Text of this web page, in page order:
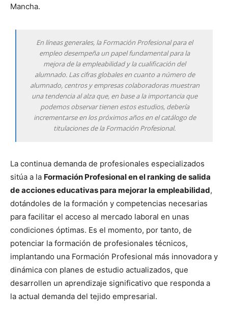
Mancha.
En líneas generales, la Formación Profesional para el
empleo desempeña un papel fundamental para la
mejora de la empleabilidad y la cualificación del
alumnado. Las cifras globales en cuanto a número de
alumnado, centros y empresas colaboradoras muestran
una tendencia al alza que, en base a la importancia que
podemos observar tienen estos estudios, debería
incrementarse en los próximos años en el catálogo de
titulaciones de la Formación Profesional.
La continua demanda de profesionales especializados
sitúa a la Formación Profesional en el ranking de salida
de acciones educativas para mejorar la empleabilidad,
dotándoles de la formación y competencias necesarias
para facilitar el acceso al mercado laboral en unas
condiciones óptimas. Es el momento, por tanto, de
potenciar la formación de profesionales técnicos,
implantando una Formación Profesional más innovadora y
dinámica con planes de estudio actualizados, que
desarrollen un aprendizaje significativo que responda a
la actual demanda del tejido empresarial.